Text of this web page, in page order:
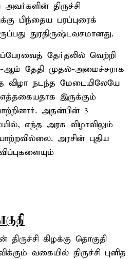
திருச்சி
பிந்தைய பரப்புரைக்
துரதிருஷ்டவசமானது.
தேர்தலில் வெற்றி
ஆம் தேதி முதல்-அமைச்சராக
விழா நடந்த மேடையிலேயே
இருக்கும்
அதன்பின் 3
எந்த அரசு விழாவிலும்
அரசின் புதிய
கிழக்கு தொகுதி
வகையில் திருச்சி புனித